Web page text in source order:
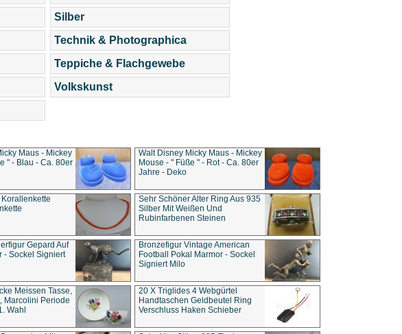
Silber
Technik & Photographica
Teppiche & Flachgewebe
Volkskunst
Maus - Mickey
" - Blau - Ca. 80er
Walt Disney Micky Maus - Mickey
Mouse - " Füße " - Rot - Ca. 80er
Jahre - Deko
Sehr Schöner Alter Ring Aus 935
Silber Mit Weißen Und
Rubinfarbenen Steinen
Gepard Auf
- Sockel Signiert
Bronzefigur Vintage American
Football Pokal Marmor - Sockel
Signiert Milo
Meissen Tasse,
Marcolini Periode
Wahl
20 X Triglides 4 Webgürtel
Handtaschen Geldbeutel Ring
Verschluss Haken Schieber